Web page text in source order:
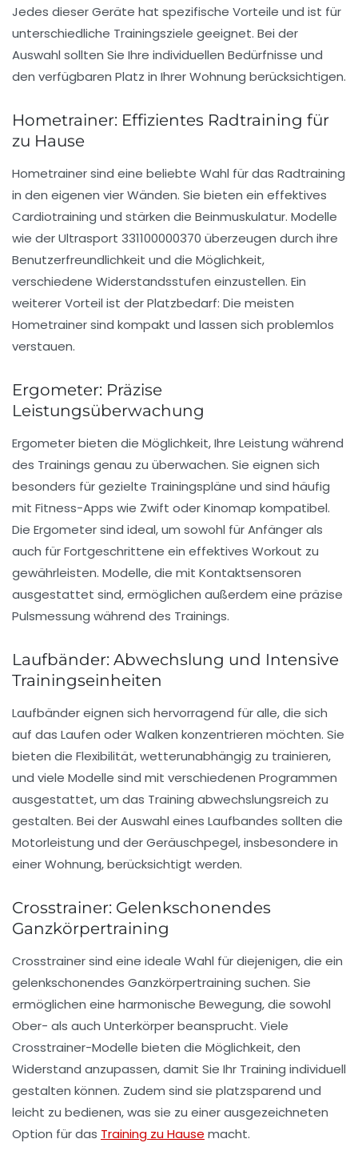
Jedes dieser Geräte hat spezifische Vorteile und ist für
unterschiedliche Trainingsziele geeignet. Bei der
Auswahl sollten Sie Ihre individuellen Bedürfnisse und
den verfügbaren Platz in Ihrer Wohnung berücksichtigen.
Hometrainer: Effizientes Radtraining für
zu Hause
Hometrainersind eine beliebte Wahl für das Radtraining
in den eigenen vier Wänden. Sie bieten ein effektives
Cardiotraining und stärken die Beinmuskulatur. Modelle
wie der Ultrasport 331100000370 überzeugen durch ihre
Benutzerfreundlichkeit und die Möglichkeit,
verschiedene Widerstandsstufen einzustellen. Ein
weiterer Vorteil ist der Platzbedarf: Die meisten
Hometrainer sind kompakt und lassen sich problemlos
verstauen.
Ergometer: Präzise
Leistungsüberwachung
Ergometerbieten die Möglichkeit, Ihre Leistung während
des Trainings genau zu überwachen. Sie eignen sich
besonders für gezielte Trainingspläne und sind häufig
mit Fitness-Apps wie Zwift oder Kinomap kompatibel.
Die Ergometer sind ideal, um sowohl für Anfänger als
auch für Fortgeschrittene ein effektives Workout zu
gewährleisten. Modelle, die mit Kontaktsensoren
ausgestattet sind, ermöglichen außerdem eine präzise
Pulsmessung während des Trainings.
Laufbänder: Abwechslung und Intensive
Trainingseinheiten
Laufbändereignen sich hervorragend für alle, die sich
auf das Laufen oder Walken konzentrieren möchten. Sie
bieten die Flexibilität, wetterunabhängig zu trainieren,
und viele Modelle sind mit verschiedenen Programmen
ausgestattet, um das Training abwechslungsreich zu
gestalten. Bei der Auswahl eines Laufbandes sollten die
Motorleistung und der Geräuschpegel, insbesondere in
einer Wohnung, berücksichtigt werden.
Crosstrainer: Gelenkschonendes
Ganzkörpertraining
Crosstrainersind eine ideale Wahl für diejenigen, die ein
gelenkschonendes Ganzkörpertraining suchen. Sie
ermöglichen eine harmonische Bewegung, die sowohl
Ober- als auch Unterkörper beansprucht. Viele
Crosstrainer-Modelle bieten die Möglichkeit, den
Widerstand anzupassen, damit Sie Ihr Training individuell
gestalten können. Zudem sind sie platzsparend und
leicht zu bedienen, was sie zu einer ausgezeichneten
Option für das Training zu Hause macht.